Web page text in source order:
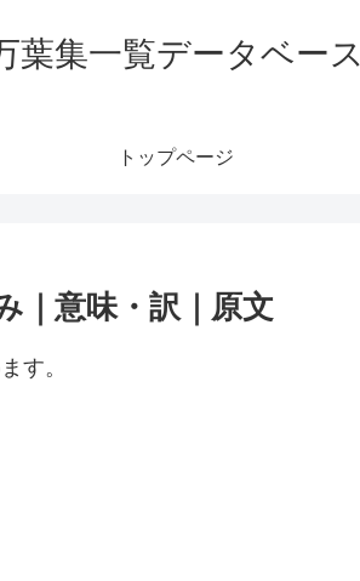
葉集一覧データベース
トップページ
｜意味・訳｜原文
す。